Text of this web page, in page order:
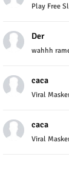
Play Free
Der
wahhh
caca
Viral
caca
Viral